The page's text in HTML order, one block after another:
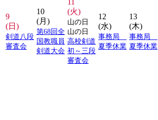
9
(日)
剣道八段
審査会
10
(月)
第68回全
国教職員
剣道大会
11
(火)
山の日
山の日
高校剣道
初～三段
審査会
12
(水)
事務局
夏季休業
13
(木)
事務局
夏季休業